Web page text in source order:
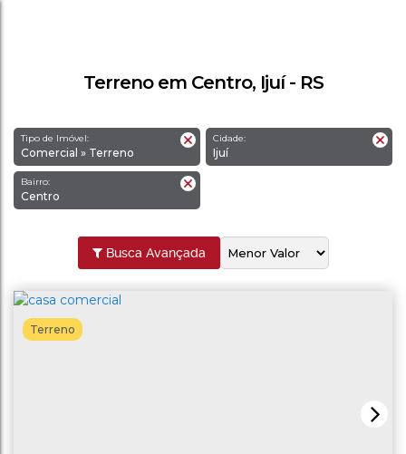
Terreno em Centro, Ijuí - RS
Tipo de Imóvel:
Comercial » Terreno
Cidade:
Ijuí
Bairro:
Centro
Busca Avançada
Terreno